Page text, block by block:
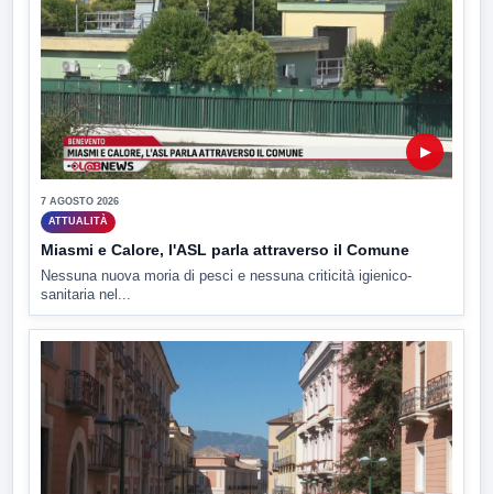
▶
7 AGOSTO 2026
ATTUALITÀ
Miasmi e Calore, l'ASL parla attraverso il Comune
Nessuna nuova moria di pesci e nessuna criticità igienico-
sanitaria nel...